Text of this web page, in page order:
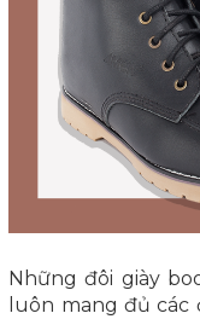
Những đôi giày
luôn mang đủ